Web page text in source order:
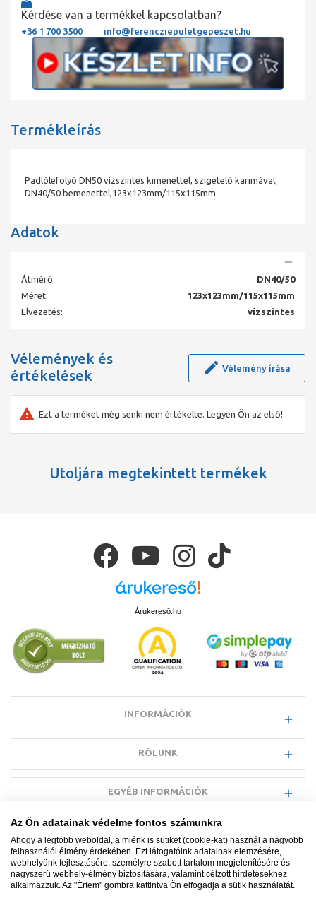
Kérdése van a termékkel kapcsolatban?
+36 1 700 3500 info@ferencziepuletgepeszet.hu
Termékleírás
Padlólefolyó DN50 vízszintes kimenettel, szigetelő karimával,
DN40/50 bemenettel,123x123mm/115x115mm
Adatok
Átmérő:
DN40/50
Méret:
123x123mm/115x115mm
Elvezetés:
vízszintes
Vélemények és
értékelések
Vélemény írása
Ezt a terméket még senki nem értékelte. Legyen Ön az első!
Utoljára megtekintett termékek
Árukereső.hu
INFORMÁCIÓK
RÓLUNK
EGYÉB INFORMÁCIÓK
Az Ön adatainak védelme fontos számunkra
Ahogy a legtöbb weboldal, a miénk is sütiket (cookie-kat) használ a nagyobb
felhasználói élmény érdekében. Ezt látogatóink adatainak elemzésére,
webhelyünk fejlesztésére, személyre szabott tartalom megjelenítésére és
nagyszerű webhely-élmény biztosítására, valamint célzott hirdetésekhez
alkalmazzuk. Az "Értem" gombra kattintva Ön elfogadja a sütik használatát.